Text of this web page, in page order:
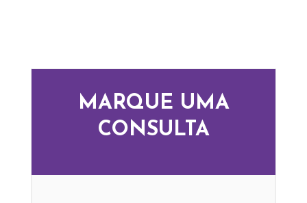
MARQUE UMA
CONSULTA